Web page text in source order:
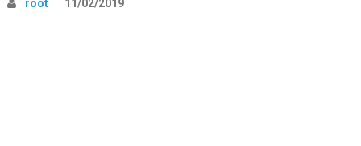
root 11/02/2019